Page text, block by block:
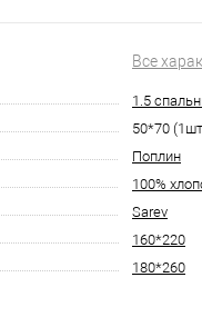
Все
1.5
50*70
Поплин
100%
Sarev
160*220
180*260